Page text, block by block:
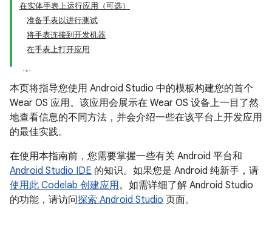
在实体手表上运行应用（可选）
准备手表以进行测试
将手表连接到开发机器
在手表上打开应用
本页将指导您使用 Android Studio 中的模板构建您的首个
Wear OS 应用。该应用会展示在 Wear OS 设备上一目了然
地查看信息的不同方法，并会介绍一些在该平台上开发应用
的最佳实践。
在使用本指南前，您需要掌握一些有关 Android 平台和
Android Studio IDE 的知识。如果您是 Android 纯新手，请
使用此 Codelab 创建应用。如需详细了解 Android Studio
的功能，请访问探索 Android Studio 页面。